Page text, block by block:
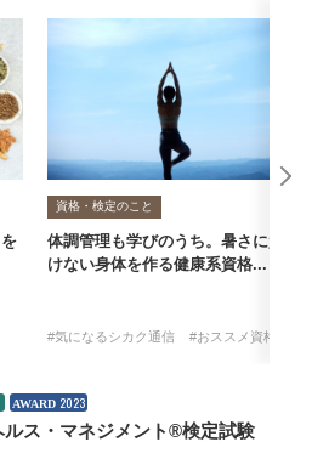
資格・検定のこと
体調管理も学びのうち。暑さに負
けない身体を作る健康系資格...
#気になるシカク通信 #おススメ資格・検
AWARD 2023
ルス・マネジメント®検定試験